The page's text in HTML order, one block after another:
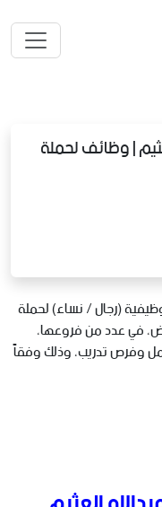
| وظائف لحملة
(رجال / نساء) لحملة
في عدد من فروعها،
وفرص تدريب، وذلك وفقاً